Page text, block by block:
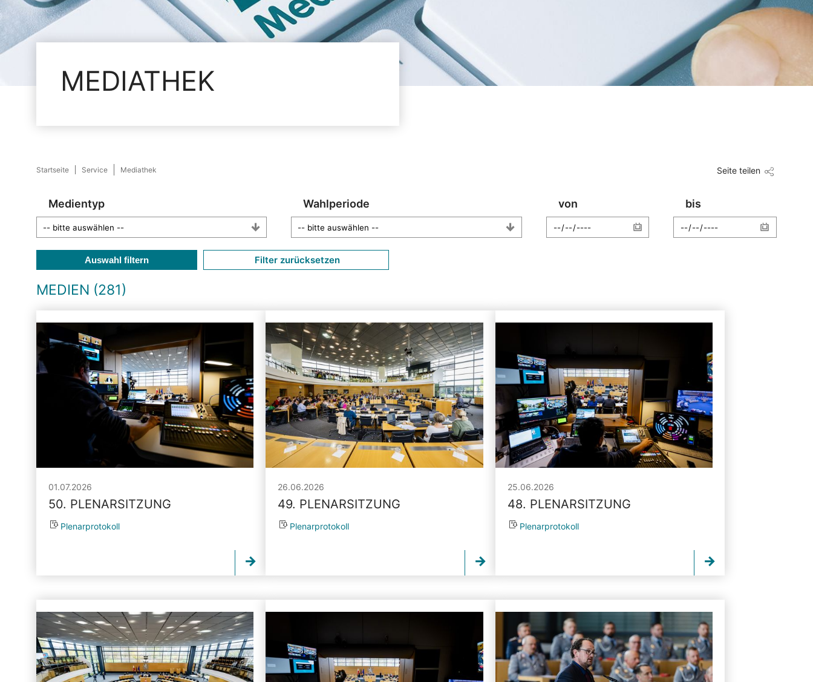
MEDIATHEK
Startseite Service Mediathek Seite teilen
Medientyp Wahlperiode von bis
Auswahl filtern Filter zurücksetzen
MEDIEN (281)
01.07.2026
50. PLENARSITZUNG
Plenarprotokoll
26.06.2026
49. PLENARSITZUNG
Plenarprotokoll
25.06.2026
48. PLENARSITZUNG
Plenarprotokoll